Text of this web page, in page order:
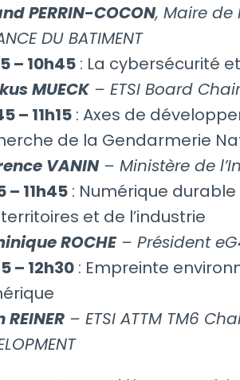
PERRIN-COCON, Maire
DU BATIMENT
– 10h45: La cybersécurité et
MUECK– ETSI Board Chair
– 11h15: Axes de
de la Gendarmerie
VANIN– Ministère de
– 11h45: Numérique
et de l’industrie
ROCHE– Président
– 12h30: Empreinte
REINER– ETSI ATTM TM6